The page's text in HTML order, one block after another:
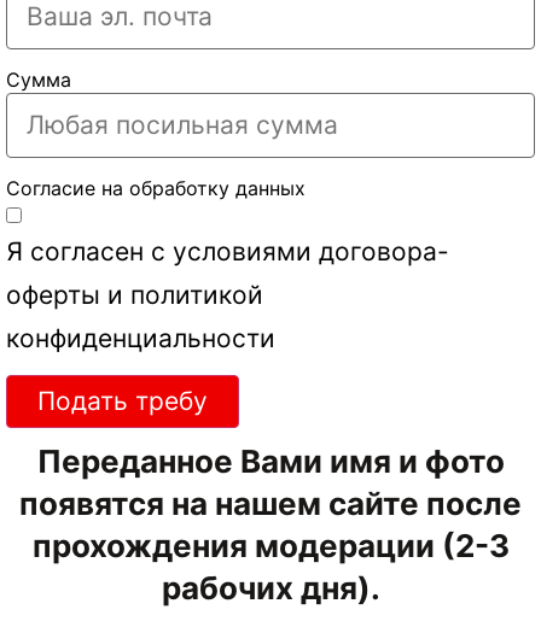
Сумма
Согласие на обработку данных
Я согласен с условиями договора-
оферты и политикой
конфиденциальности
Подать требу
Переданное Вами имя и фото
появятся на нашем сайте после
прохождения модерации (2-3
рабочих дня).